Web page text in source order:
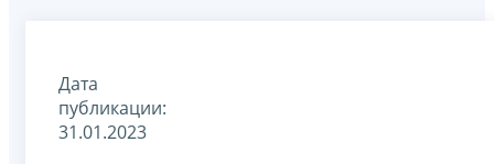
Дата
публикации:
31.01.2023